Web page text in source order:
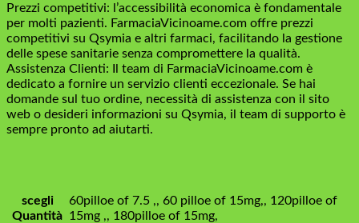
Prezzi competitivi: l’accessibilità economica è fondamentale
per molti pazienti. FarmaciaVicinoame.com offre prezzi
competitivi su Qsymia e altri farmaci, facilitando la gestione
delle spese sanitarie senza compromettere la qualità.
Assistenza Clienti: Il team di FarmaciaVicinoame.com è
dedicato a fornire un servizio clienti eccezionale. Se hai
domande sul tuo ordine, necessità di assistenza con il sito
web o desideri informazioni su Qsymia, il team di supporto è
sempre pronto ad aiutarti.
scegli
Quantità
60pilloe of 7.5 ,, 60 pilloe of 15mg,, 120pilloe of
15mg ,, 180pilloe of 15mg,